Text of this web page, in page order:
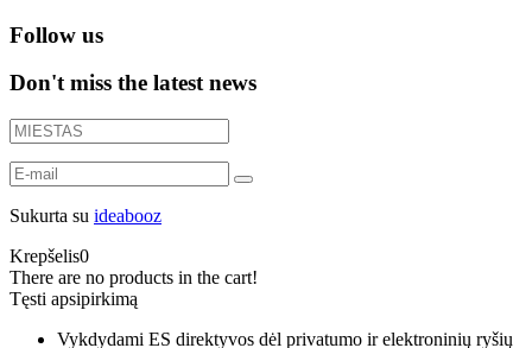
Follow us
Don't miss the latest news
Sukurta su ideabooz
Krepšelis0
There are no products in the cart!
Tęsti apsipirkimą
Vykdydami ES direktyvos dėl privatumo ir elektroninių ryšių